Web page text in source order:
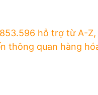
hỗ trợ từ A-
thông quan hàng